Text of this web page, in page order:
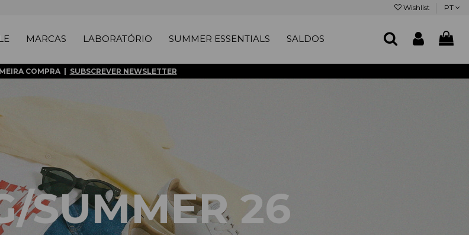
Wishlist PT
MARCAS LABORATÓRIO SUMMER ESSENTIALS SALDOS
COMPRA | SUBSCREVER NEWSLETTER
SUMMER 26